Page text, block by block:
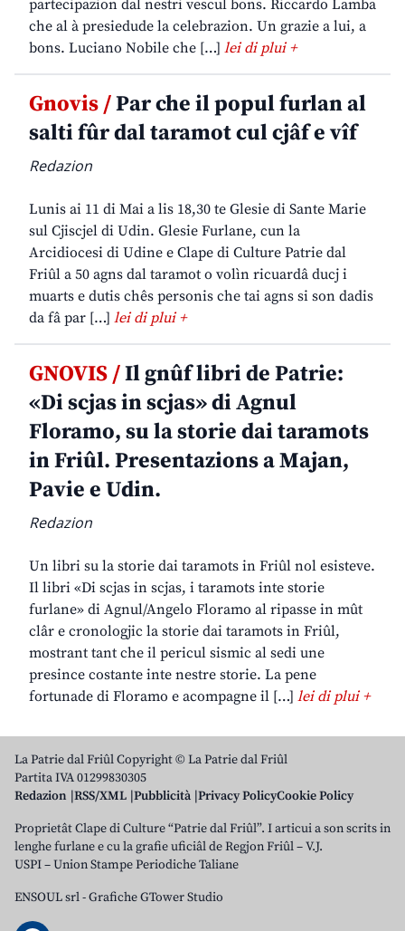
partecipazion dal nestri vescul bons. Riccardo Lamba
che al à presiedude la celebrazion. Un grazie a lui, a
bons. Luciano Nobile che […] lei di plui +
Gnovis /Par che il popul furlan al
salti fûr dal taramot cul cjâf e vîf
Redazion
Lunis ai 11 di Mai a lis 18,30 te Glesie di Sante Marie
sul Cjiscjel di Udin. Glesie Furlane, cun la
Arcidiocesi di Udine e Clape di Culture Patrie dal
Friûl a 50 agns dal taramot o volìn ricuardâ ducj i
muarts e dutis chês personis che tai agns si son dadis
da fâ par […] lei di plui +
GNOVIS /Il gnûf libri de Patrie:
«Di scjas in scjas» di Agnul
Floramo, su la storie dai taramots
in Friûl. Presentazions a Majan,
Pavie e Udin.
Redazion
Un libri su la storie dai taramots in Friûl nol esisteve.
Il libri «Di scjas in scjas, i taramots inte storie
furlane» di Agnul/Angelo Floramo al ripasse in mût
clâr e cronologjic la storie dai taramots in Friûl,
mostrant tant che il pericul sismic al sedi une
presince costante inte nestre storie. La pene
fortunade di Floramo e acompagne il […] lei di plui +
La Patrie dal Friûl Copyright © La Patrie dal Friûl
Partita IVA 01299830305
Redazion RSS/XML Pubblicità Privacy PolicyCookie Policy
Proprietât Clape di Culture “Patrie dal Friûl”. I articui a son scrits in
lenghe furlane e cu la grafie uficiâl de Regjon Friûl – V.J.
USPI – Union Stampe Periodiche Taliane
ENSOUL srl-Grafiche GTower Studio